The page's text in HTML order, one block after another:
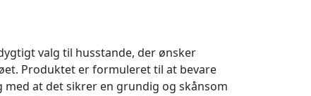
valg til husstande, der ønsker
Produktet er formuleret til at bevare
at det sikrer en grundig og skånsom